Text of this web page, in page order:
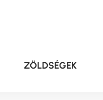
ZÖLDSÉGEK